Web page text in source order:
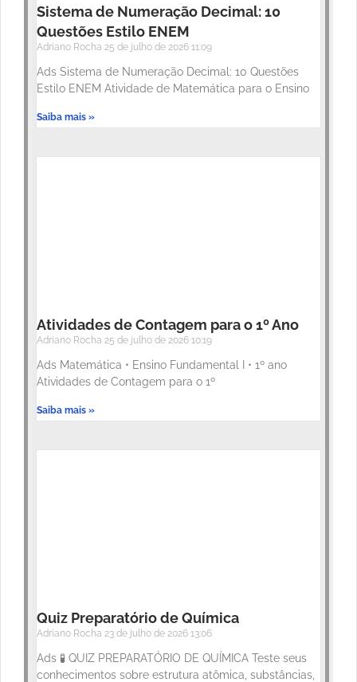
Sistema de Numeração Decimal: 10
Questões Estilo ENEM
Adriano Rocha 25 de julho de 2026 11:09
Ads Sistema de Numeração Decimal: 10 Questões
Estilo ENEM Atividade de Matemática para o Ensino
Saiba mais »
Atividades de Contagem para o 1º Ano
Adriano Rocha 25 de julho de 2026 10:19
Ads Matemática • Ensino Fundamental I • 1º ano
Atividades de Contagem para o 1º
Saiba mais »
Quiz Preparatório de Química
Adriano Rocha 23 de julho de 2026 13:06
Ads 🧪 QUIZ PREPARATÓRIO DE QUÍMICA Teste seus
conhecimentos sobre estrutura atômica, substâncias,